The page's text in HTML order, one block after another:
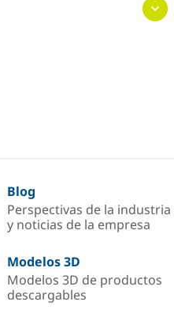
Blog
Perspectivas de la industria
y noticias de la empresa
Modelos 3D
Modelos 3D de productos
descargables